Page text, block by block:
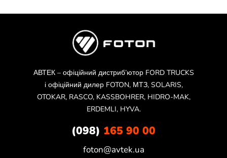
АВТЕК – офіційний дистриб’ютор FORD TRUCKS
і офіційний дилер FOTON, МТЗ, SOLARIS,
OTOKAR, RASCO, KASSBOHRER, HIDRO-MAK,
ERDEMLI, HYVA.
(098) 165 90 00
foton@avtek.ua